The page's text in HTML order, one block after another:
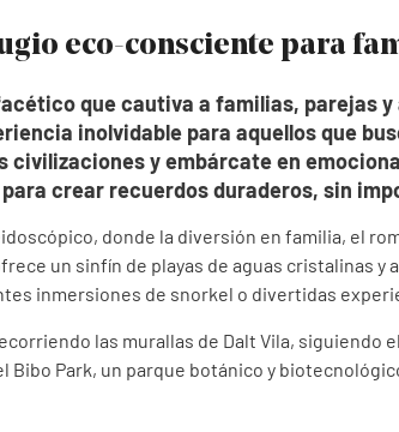
eco-consciente para
que cautiva a familias, parejas
inolvidable para aquellos que
y embárcate en
crear recuerdos duraderos, sin
donde la diversión en familia, el
un sinfín de playas de aguas cristalinas
inmersiones de snorkel o divertidas
las murallas de Dalt Vila, siguiendo
Bibo Park, un parque botánico y